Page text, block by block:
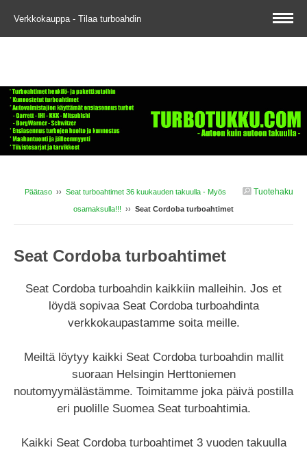
Verkkokauppa - Tilaa turboahdin
Tuotehaku
Päätaso ›› Seat turboahtimet 36 kuukauden takuulla - Myös
osamaksulla!!! ›› Seat Cordoba turboahtimet
Seat Cordoba turboahtimet
Seat Cordoba turboahdin kaikkiin malleihin. Jos et
löydä sopivaa Seat Cordoba turboahdinta
verkkokaupastamme soita meille.
Meiltä löytyy kaikki Seat Cordoba turboahdin mallit
suoraan Helsingin Herttoniemen
noutomyymälästämme. Toimitamme joka päivä postilla
eri puolille Suomea Seat turboahtimia.
Kaikki Seat Cordoba turboahtimet 3 vuoden takuulla